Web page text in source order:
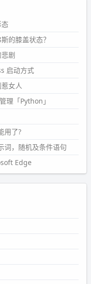
的膝盖状态？
剧
启动方式
女人
理「Python」
用了?
词，随机及条件语句
Edge